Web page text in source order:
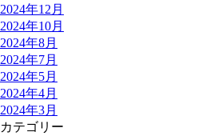
2024年12月
2024年10月
2024年8月
2024年7月
2024年5月
2024年4月
2024年3月
カテゴリー